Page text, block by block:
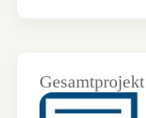
Gesamtprojekt